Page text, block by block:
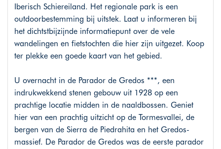
Iberisch Schiereiland. Het regionale park is een
outdoorbestemming bij uitstek. Laat u informeren bij
het dichtstbijzijnde informatiepunt over de vele
wandelingen en fietstochten die hier zijn uitgezet. Koop
ter plekke een goede kaart van het gebied.
U overnacht in de Parador de Gredos ***, een
indrukwekkend stenen gebouw uit 1928 op een
prachtige locatie midden in de naaldbossen. Geniet
hier van een prachtig uitzicht op de Tormesvallei, de
bergen van de Sierra de Piedrahita en het Gredos-
massief. De Parador de Gredos was de eerste parador